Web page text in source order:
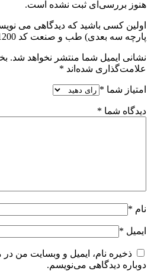
هنوز بررسی‌ای ثبت نشده است.
اولین کسی باشید که دیدگاهی می
پارچه سه بعدی) طب و صنعت کد 61200”
نشانی ایمیل شما منتشر نخواهد شد.
علامت‌گذاری شده‌اند *
امتیاز شما *
دیدگاه شما *
نام *
ایمیل *
ذخیره نام، ایمیل و وبسایت من
دوباره دیدگاهی می‌نویسم.